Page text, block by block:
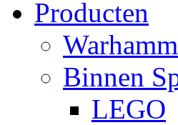
Producten
Binnen
LEGO